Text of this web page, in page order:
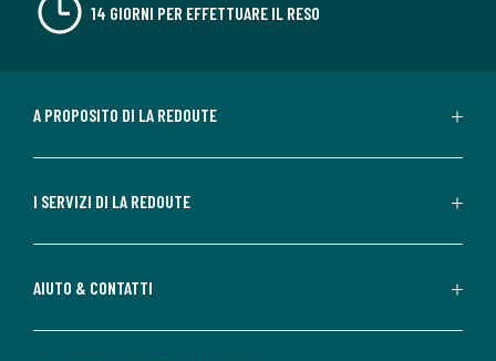
14 GIORNI PER EFFETTUARE IL RESO
A PROPOSITO DI LA REDOUTE
I SERVIZI DI LA REDOUTE
AIUTO & CONTATTI